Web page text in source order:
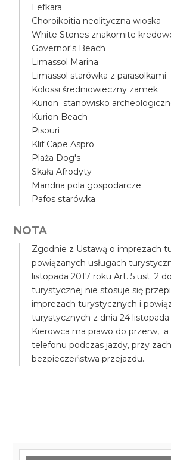
Lefkara
Choroikoitia neolityczna wioska
White Stones znakomite
Governor's Beach
Limassol Marina
Limassol starówka z parasolkami
Kolossi średniowieczny zamek
Kurion stanowisko
Kurion Beach
Pisouri
Klif Cape Aspro
Plaża Dog's
Skała Afrodyty
Mandria pola gospodarcze
Pafos starówka
NOTA
Zgodnie z Ustawą o imprezach
powiązanych usługach
listopada 2017 roku Art. 5 ust. 2
turystycznej nie stosuje się
imprezach turystycznych i
turystycznych z dnia 24 listopada
Kierowca ma prawo do przerw, a
telefonu podczas jazdy, przy
bezpieczeństwa przejazdu.